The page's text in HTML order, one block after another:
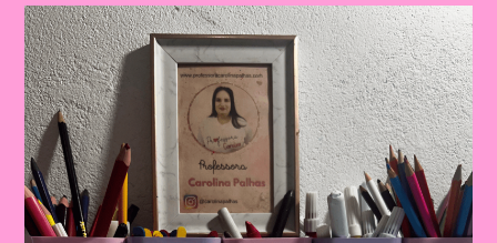
Pais
|
Dia
Dos
Pais:
Celebrando
Importância
Da
Figura
Paterna